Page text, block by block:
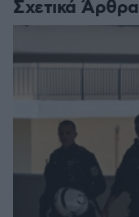
Σχετικά Άρθρα